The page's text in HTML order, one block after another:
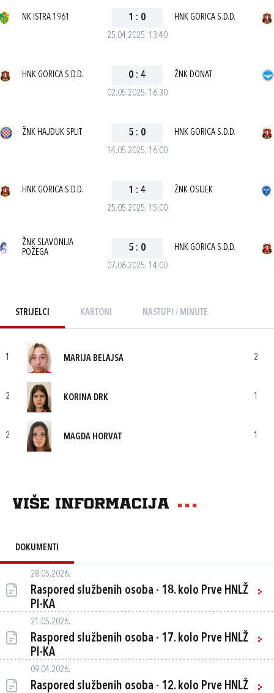
25.04.2025. 13:40
NK ISTRA 1961 1 : 0 HNK GORICA S.D.D.
02.05.2025. 16:30
HNK GORICA S.D.D. 0 : 4 ŽNK DONAT
14.05.2025. 16:00
ŽNK HAJDUK SPLIT 5 : 0 HNK GORICA S.D.D.
25.05.2025. 15:00
HNK GORICA S.D.D. 1 : 4 ŽNK OSIJEK
07.06.2025. 14:00
ŽNK SLAVONIJA
POŽEGA
5 : 0 HNK GORICA S.D.D.
STRIJELCI KARTONI NASTUPI / MINUTE
1 MARIJA BELAJSA 2
2 KORINA DRK 1
2 MAGDA HORVAT 1
Više informacija
DOKUMENTI
28.05.2026.
Raspored službenih osoba - 18. kolo Prve HNLŽ
PI-KA
21.05.2026.
Raspored službenih osoba - 17. kolo Prve HNLŽ
PI-KA
09.04.2026.
Raspored službenih osoba - 12. kolo Prve HNLŽ